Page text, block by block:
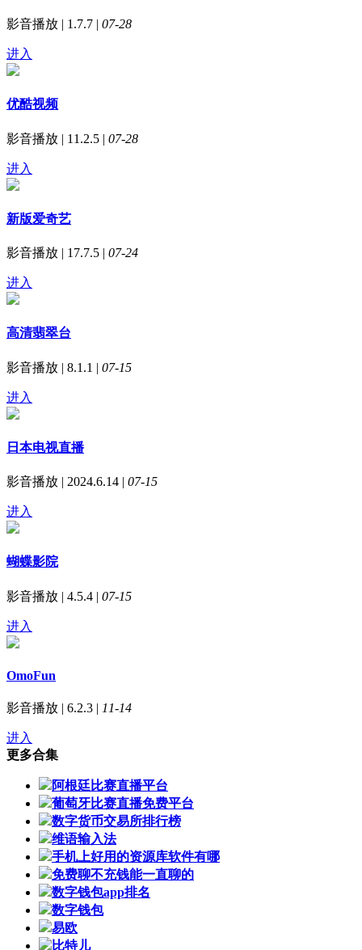
影音播放 | 1.7.7 | 07-28
进入
优酷视频
影音播放 | 11.2.5 | 07-28
进入
新版爱奇艺
影音播放 | 17.7.5 | 07-24
进入
高清翡翠台
影音播放 | 8.1.1 | 07-15
进入
日本电视直播
影音播放 | 2024.6.14 | 07-15
进入
蝴蝶影院
影音播放 | 4.5.4 | 07-15
进入
OmoFun
影音播放 | 6.2.3 | 11-14
进入
更多合集
阿根廷比赛直播平台
葡萄牙比赛直播免费平台
数字货币交易所排行榜
维语输入法
手机上好用的资源库软件有哪
免费聊不充钱能一直聊的
数字钱包app排名
数字钱包
易欧
比特儿